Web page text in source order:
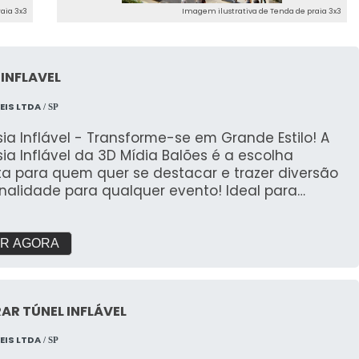
3x3 Imagem ilustrativa de Tenda de praia 3x3
LTDA / SP
Inflável - Transforme-se em Grande Estilo! A
Inflável da 3D Mídia Balões é a escolha
para quem quer se destacar e trazer diversão
para qualquer evento! Ideal para
e Divertido: Nossas
infláveis são projetadas para transformar
para eventos
festas temáticas, promoções de marcas
de rua, a Fantasia Inflável proporciona
AGORA
TÚNEL INFLÁVEL
LTDA / SP